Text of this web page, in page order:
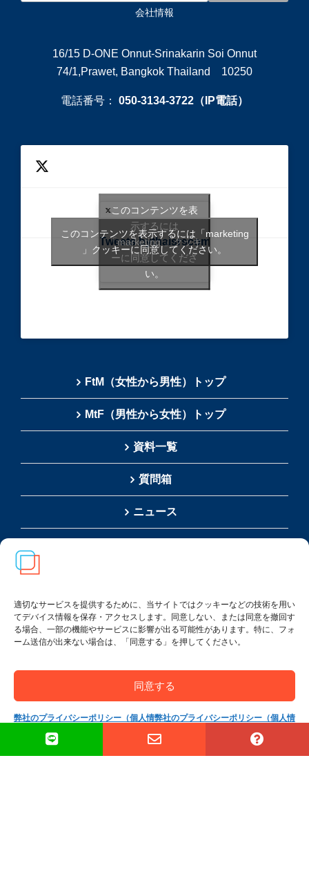
適切なサービスを提供するために、当サイトではクッキーなどの技術を用い
てデバイス情報を保存・アクセスします。同意しない、または同意を撤回す
る場合、一部の機能やサービスに影響が出る可能性があります。特に、フォ
ーム送信が出来ない場合は、「同意する」を押してください。
同意する
弊社のプライバシーポリシー（個人情
報保護方針）
弊社のプライバシーポリシー（個人情
報保護方針）
会社情報
16/15 D-ONE Onnut-Srinakarin Soi Onnut
74/1,Prawet, Bangkok Thailand 10250
電話番号： 050-3134-3722（IP電話）
Tweets bythaisrscom
このコンテンツを表
示するには
「marketing 」クッキ
ーに同意してくださ
い。
このコンテンツを表示するには「marketing
」クッキーに同意してください。
FtM（女性から男性）トップ
MtF（男性から女性）トップ
資料一覧
質問箱
ニュース
お問い合わせ
…